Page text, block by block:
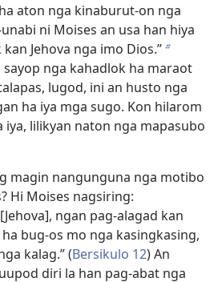
aton nga kinaburut-on nga
ni Moises an usa han hiya
Jehova nga imo Dios.”b
sayop nga kahadlok ha maraot
lugod, ini an husto nga
ha iya mga sugo. Kon hilarom
lilikyan naton nga mapasubo
magin nangunguna nga motibo
Hi Moises nagsiring:
ngan pag-alagad kan
bug-os mo nga kasingkasing,
kalag.” (Bersikulo 12) An
diri la han pag-abat nga